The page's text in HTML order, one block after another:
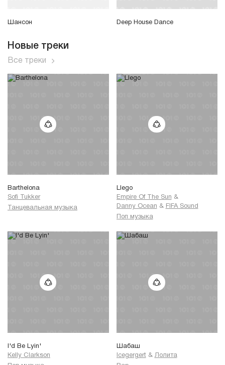
Шансон Deep House Dance
Новые треки
Все треки
Barthelona
Sofi Tukker
Танцевальная музыка
Llego
Empire Of The Sun &
Danny Ocean & FIFA Sound
Поп музыка
I'd Be Lyin'
Kelly Clarkson
Шабаш
Icegergert & Лолита